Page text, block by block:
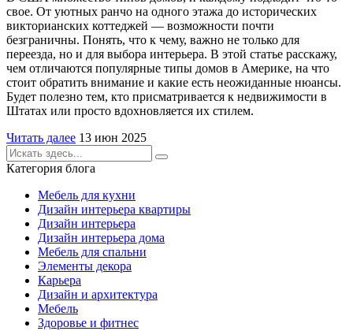
свое. От уютных ранчо на одного этажа до исторических
викторианских коттеджей — возможности почти
безграничны. Понять, что к чему, важно не только для
переезда, но и для выбора интерьера. В этой статье расскажу,
чем отличаются популярные типы домов в Америке, на что
стоит обратить внимание и какие есть неожиданные нюансы.
Будет полезно тем, кто присматривается к недвижимости в
Штатах или просто вдохновляется их стилем.
Читать далее 13 июн 2025
Категория блога
Мебель для кухни
Дизайн интерьера квартиры
Дизайн интерьера
Дизайн интерьера дома
Мебель для спальни
Элементы декора
Карьера
Дизайн и архитектура
Мебель
Здоровье и фитнес